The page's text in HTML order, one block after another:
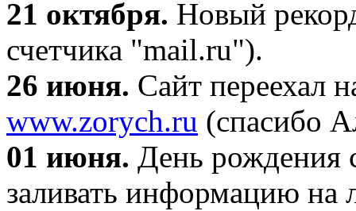
21 октября. Новый
счетчика "mail.ru").
26 июня. Сайт переехал
www.zorych.ru (спасибо
01 июня. День рождения
заливать информацию на